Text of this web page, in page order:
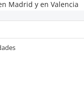
Madrid y en Valencia